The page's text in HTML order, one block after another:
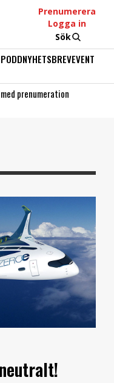
Prenumerera
Logga in
Sök
NYHETSBREVEVENT
prenumeration